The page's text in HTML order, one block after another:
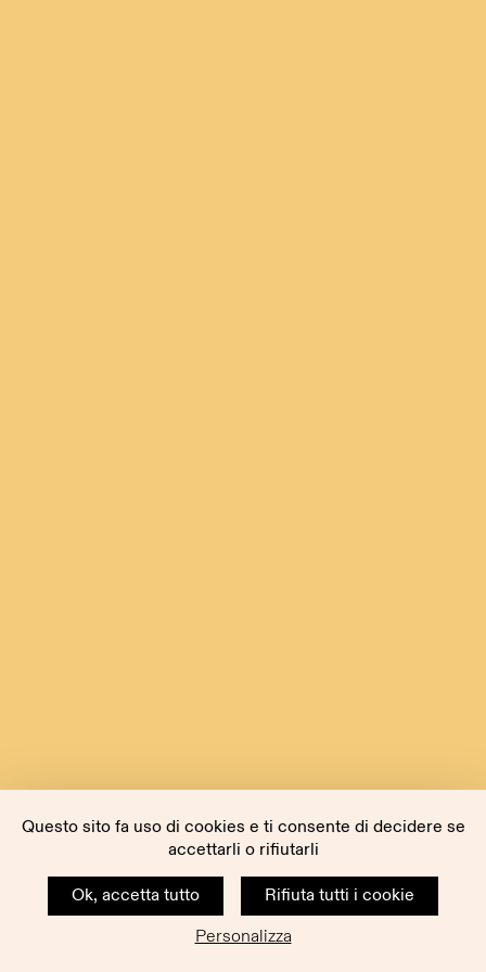
Questo sito fa uso di cookies e ti consente di decidere se
accettarli o rifiutarli
Ok, accetta tutto
Rifiuta tutti i cookie
Personalizza